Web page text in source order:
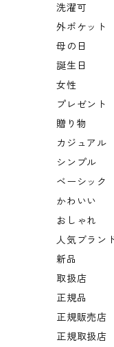
洗濯可
外ポケット
母の日
誕生日
女性
プレゼント
贈り物
カジュアル
シンプル
ベーシック
かわいい
おしゃれ
人気ブラン
新品
取扱店
正規品
正規販売店
正規取扱店